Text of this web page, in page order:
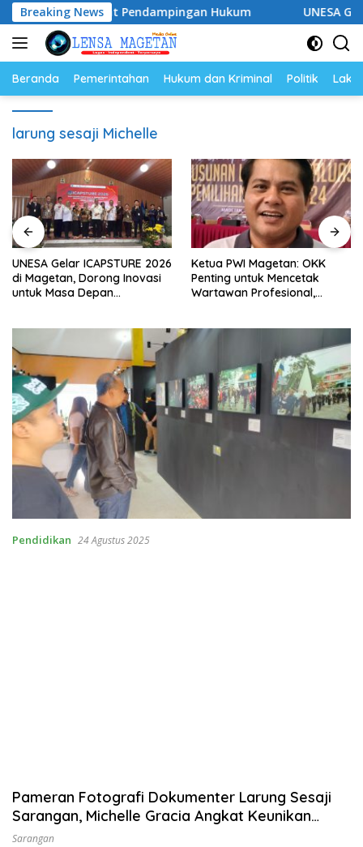
Langsung
ke
konten
Breaking News
Perkuat Pendampingan Hukum UNESA Gelar
Beranda Pemerintahan Hukum dan Kriminal Politik
larung sesaji Michelle
UNESA Gelar ICAPSTURE 2026
di Magetan, Dorong Inovasi
untuk Masa Depan
Ketua PWI Magetan: OKK
Penting untuk Mencetak
Wartawan Profesional,
Pendidikan 24 Agustus 2025
Pameran Fotografi Dokumenter Larung Sesaji
Sarangan, Michelle Gracia Angkat Keunikan
Budaya Lokal
Sarangan